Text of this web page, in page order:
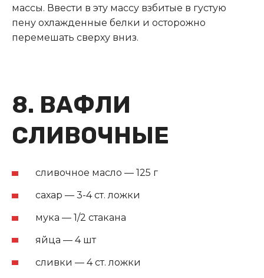
массы. Ввести в эту массу взбитые в густую
пену охлажденные белки и осторожно
перемешать сверху вниз.
8. ВАФЛИ
СЛИВОЧНЫЕ
сливочное масло — 125 г
сахар — 3-4 ст. ложки
мука — 1/2 стакана
яйца — 4 шт
сливки — 4 ст. ложки